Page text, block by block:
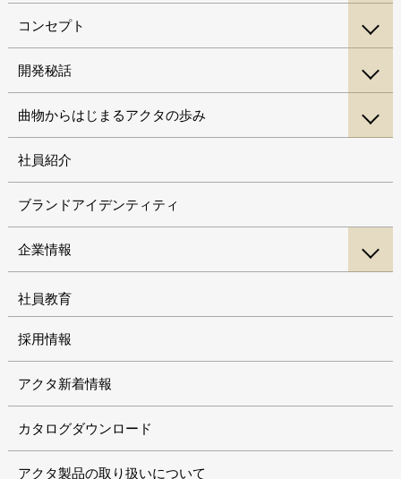
コンセプト
開発秘話
曲物からはじまるアクタの歩み
社員紹介
ブランドアイデンティティ
企業情報
社員教育
採用情報
アクタ新着情報
カタログダウンロード
アクタ製品の取り扱いについて